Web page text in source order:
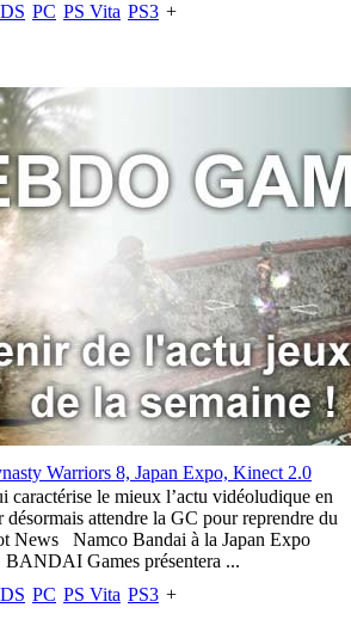
PC PS Vita PS3 +
Warriors 8, Japan Expo, Kinect 2.0
caractérise le mieux l’actu vidéoludique en
attendre la GC pour reprendre du
News Namco Bandai à la Japan Expo
Games présentera ...
PC PS Vita PS3 +